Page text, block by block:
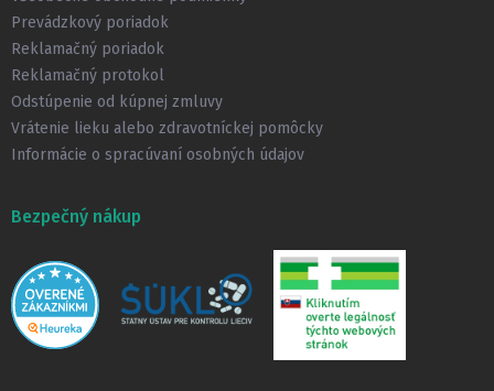
Prevádzkový poriadok
Reklamačný poriadok
Reklamačný protokol
Odstúpenie od kúpnej zmluvy
Vrátenie lieku alebo zdravotníckej pomôcky
Informácie o spracúvaní osobných údajov
Bezpečný nákup